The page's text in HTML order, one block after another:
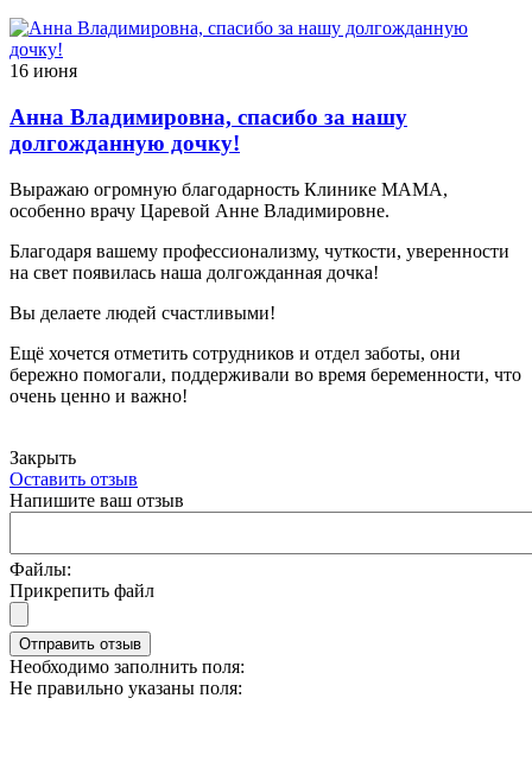
16 июня
Анна Владимировна, спасибо за нашу
долгожданную дочку!
Выражаю огромную благодарность Клинике МАМА,
особенно врачу Царевой Анне Владимировне.
Благодаря вашему профессионализму, чуткости, уверенности
на свет появилась наша долгожданная дочка!
Вы делаете людей счастливыми!
Ещё хочется отметить сотрудников и отдел заботы, они
бережно помогали, поддерживали во время беременности, что
очень ценно и важно!
Закрыть
Оставить отзыв
Напишите ваш отзыв
Файлы:
Прикрепить файл
Отправить отзыв
Необходимо заполнить поля:
Не правильно указаны поля: